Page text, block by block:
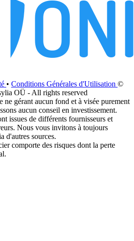
• Conditions Générales d'Utilisation ©
OÜ - All rights reserved
ne gérant aucun fond et à visée purement
aucun conseil en investissement.
issues de différents fournisseurs et
Nous vous invitons à toujours
d'autres sources.
comporte des risques dont la perte